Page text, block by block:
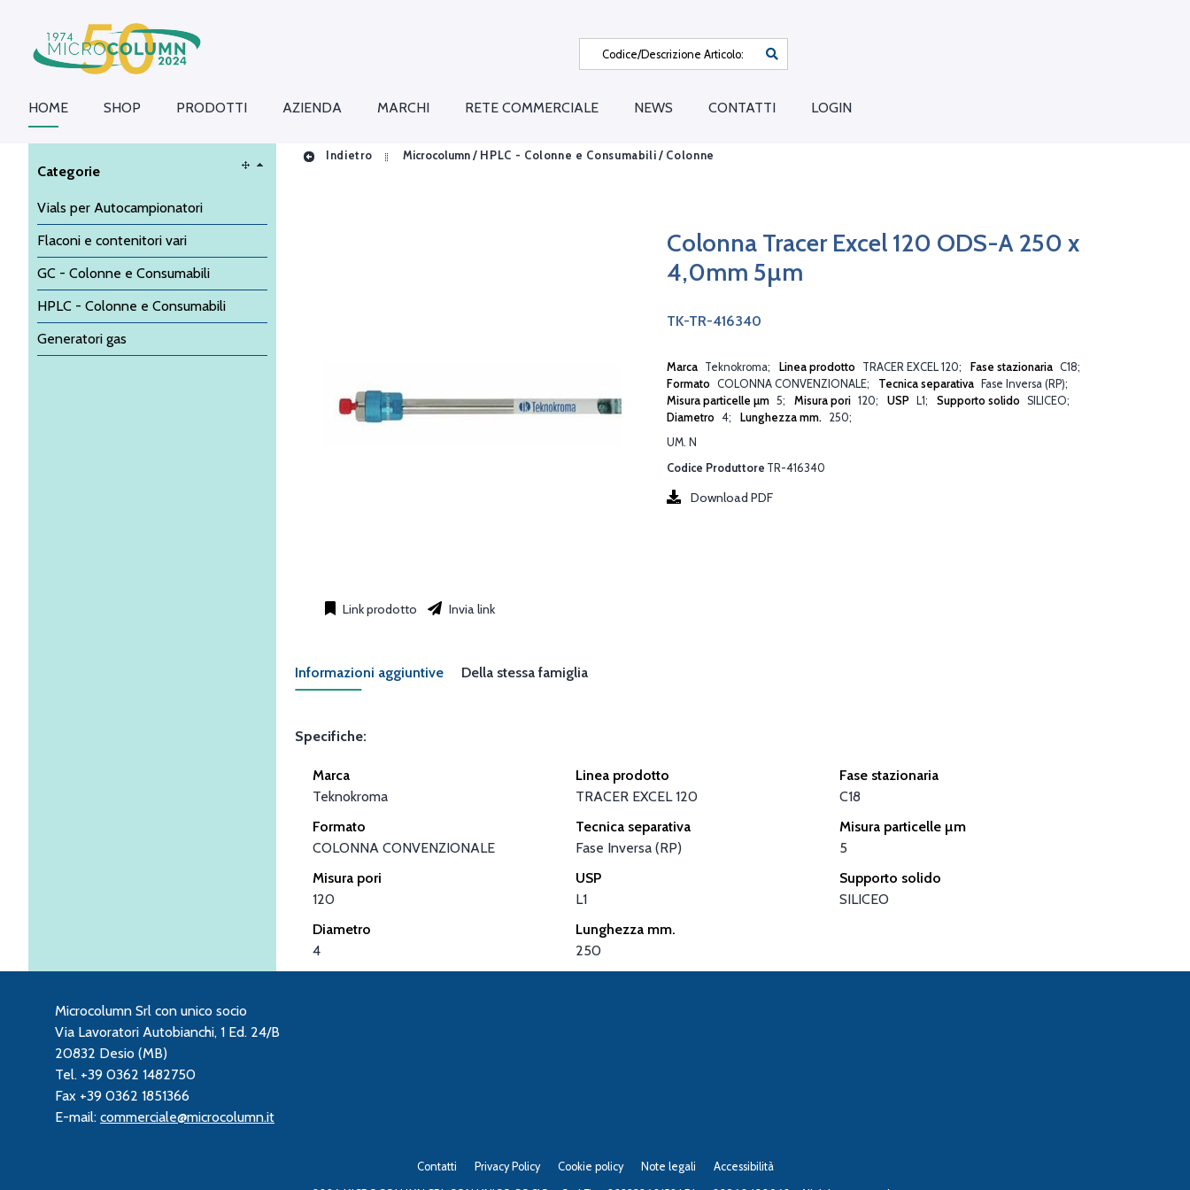
HOME SHOP PRODOTTI AZIENDA MARCHI RETE COMMERCIALE NEWS CONTATTI LOGIN
Categorie
Vials per Autocampionatori
Flaconi e contenitori vari
GC - Colonne e Consumabili
HPLC - Colonne e Consumabili
Generatori gas
Indietro Microcolumn / HPLC - Colonne e Consumabili / Colonne
Colonna Tracer Excel 120 ODS-A 250 x
4,0mm 5µm
TK-TR-416340
Marca Teknokroma Linea prodotto TRACER EXCEL 120 Fase stazionaria C18
Formato COLONNA CONVENZIONALE Tecnica separativa
Fase Inversa (RP)
Misura particelle µm 5 Misura pori 120 USP L1 Supporto solido SILICEO
Diametro 4 Lunghezza mm.
250
UM. N
Download PDF
Codice Produttore TR-416340
Link prodotto Invia link
Informazioni aggiuntive Della stessa famiglia
Specifiche:
Marca
Teknokroma
Linea prodotto
TRACER EXCEL 120
Fase stazionaria
C18
Formato
COLONNA CONVENZIONALE
Tecnica separativa
Fase Inversa (RP)
Misura particelle µm
5
Misura pori
120
USP
L1
Supporto solido
SILICEO
Diametro
4
Lunghezza mm.
250
Microcolumn Srl con unico socio
Via Lavoratori Autobianchi, 1 Ed. 24/B
20832 Desio (MB)
Tel. +39 0362 1482750
Fax +39 0362 1851366
E-mail: commerciale@microcolumn.it
Contatti Privacy Policy Cookie policy Note legali Accessibilità